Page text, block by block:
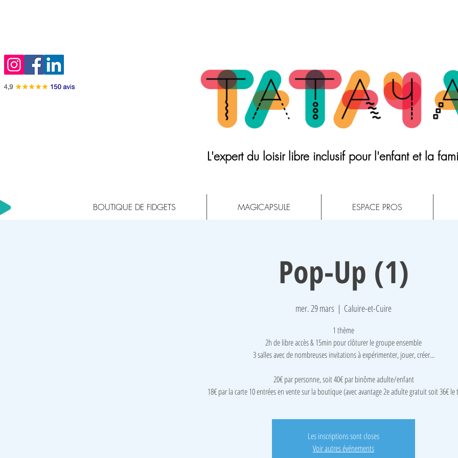
L'expert du loisir libre inclusif pour l'enfant et la
BOUTIQUE DE FIDGETS MAGICAPSULE ESPACE PROS
Pop-Up (1)
mer. 29 mars
  |
Caluire-et-Cuire
1 thème
2h de libre accès & 15min pour clôturer le groupe ensemble
3 salles avec de nombreuses invitations à expérimenter, jouer, créer...
​20€ par personne, soit 40€ par binôme adulte/enfant
18€ par la carte 10 entrées en vente sur la boutique (avec avantage 2e adulte gratuit soit 36€
Les inscriptions sont closes
Voir autres événements